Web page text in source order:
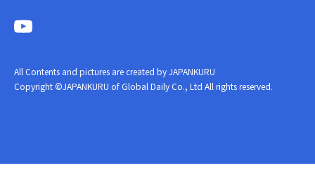
All Contents and pictures are created by JAPANKURU
Copyright ©JAPANKURU of Global Daily Co., Ltd All rights reserved.